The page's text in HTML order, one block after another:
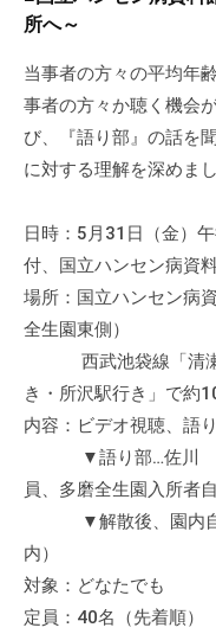
所へ～
当事者の方々の平均年
事者の方々か聴く機会
び、『語り部』の話を
に対する理解を深めまし
日時：5月31日（金）
付、国立ハンセン病資
場所：国立ハンセン病
全生園東側）
西武池袋線「清瀬
き・所沢駅行き」で約
内容：ビデオ視聴、語
▼語り部…佐川 修
員、多磨全生園入所者
▼解散後、園内自由
内）
対象：どなたでも
定員：40名（先着順